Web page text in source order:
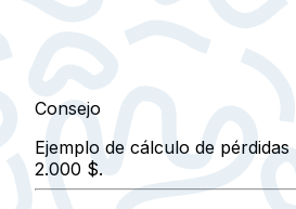
Consejo
Ejemplo de cálculo de
2.000 $.